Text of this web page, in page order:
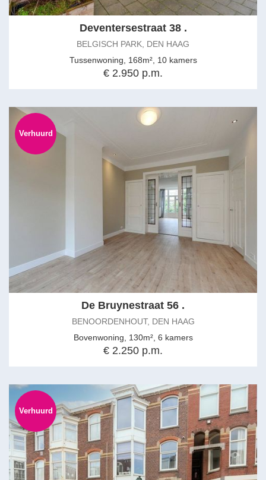
Deventersestraat 38 .
BELGISCH PARK, DEN HAAG
Tussenwoning, 168m², 10 kamers
€ 2.950 p.m.
Verhuurd
De Bruynestraat 56 .
BENOORDENHOUT, DEN HAAG
Bovenwoning, 130m², 6 kamers
€ 2.250 p.m.
Verhuurd